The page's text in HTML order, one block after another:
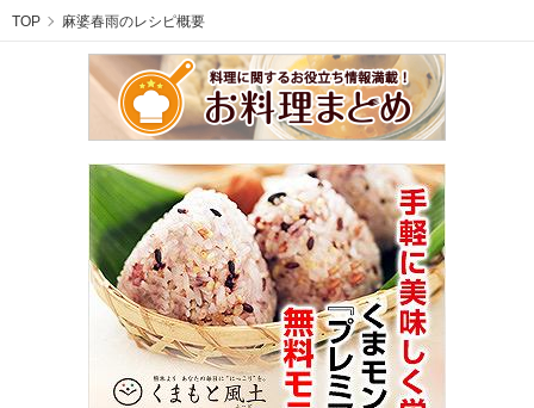
TOP 麻婆春雨のレシピ概要